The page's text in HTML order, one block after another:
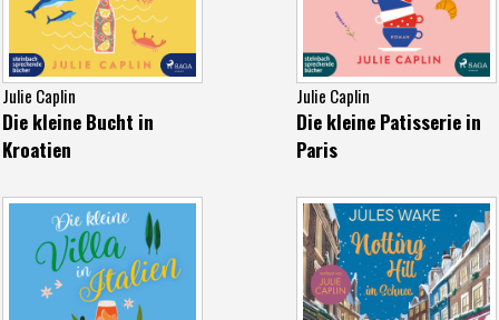
Julie Caplin
Die kleine Bucht in
Kroatien
Julie Caplin
Die kleine Patisserie in
Paris